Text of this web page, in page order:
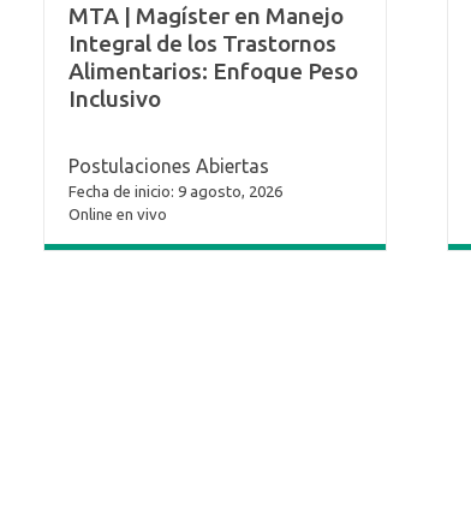
Fonoaudiología
MTA | Magíster en Manejo
Integral de los Trastornos
Alimentarios: Enfoque Peso
Inclusivo
Postulaciones Abiertas
Fecha de inicio: 9 agosto, 2026
Online en vivo